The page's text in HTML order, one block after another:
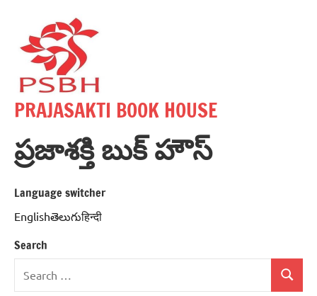
content
PRAJASAKTI BOOK HOUSE
ప్రజాశక్తి బుక్ హౌస్
Language switcher
Englishతెలుగుहिन्दी
Search
Search
for:
Search